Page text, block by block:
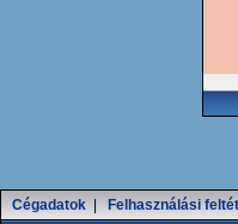
Cégadatok Felhasználási